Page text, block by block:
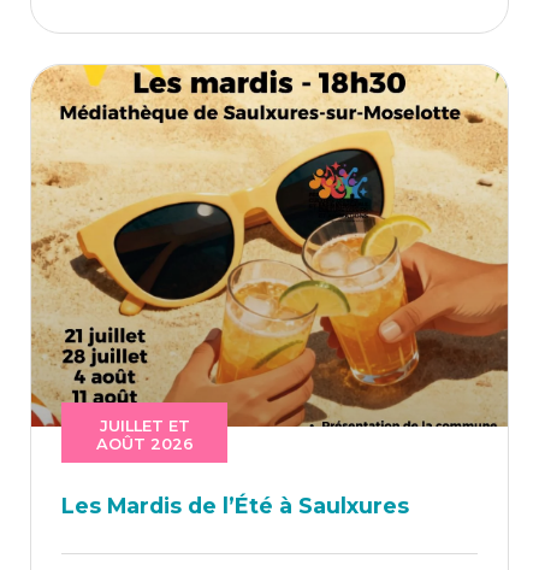
JUILLET ET
AOÛT 2026
Les Mar­dis de l’É­té à Saulxures